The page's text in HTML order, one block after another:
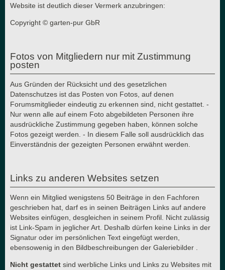
Website ist deutlich dieser Vermerk anzubringen:
Copyright © garten-pur GbR
Fotos von Mitgliedern nur mit Zustimmung
posten
Aus Gründen der Rücksicht und des gesetzlichen
Datenschutzes ist das Posten von Fotos, auf denen
Forumsmitglieder eindeutig zu erkennen sind, nicht gestattet. -
Nur wenn alle auf einem Foto abgebildeten Personen ihre
ausdrückliche Zustimmung gegeben haben, können solche
Fotos gezeigt werden. - In diesem Falle soll ausdrücklich das
Einverständnis der gezeigten Personen erwähnt werden.
Links zu anderen Websites setzen
Wenn ein Mitglied wenigstens 50 Beiträge in den Fachforen
geschrieben hat, darf es in seinen Beiträgen Links auf andere
Websites einfügen, desgleichen in seinem Profil. Nicht zulässig
ist Link-Spam in jeglicher Art. Deshalb dürfen keine Links in der
Signatur oder im persönlichen Text eingefügt werden,
ebensowenig in den Bildbeschreibungen der Galeriebilder .
Nicht gestattet sind werbliche Links und Links zu Websites mit